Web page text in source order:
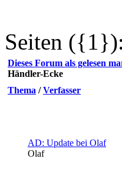
Seiten ({1}):
Dieses Forum als gelesen
Händler-Ecke
Thema /Verfasser
AD: Update bei Olaf
Olaf